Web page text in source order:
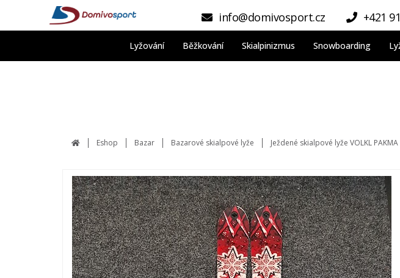
info@domivosport.cz +421
Lyžování Běžkování Skialpinizmus Snowboarding
Eshop Bazar Bazarové skialpové lyže Ježdené skialpové lyže VOLKL